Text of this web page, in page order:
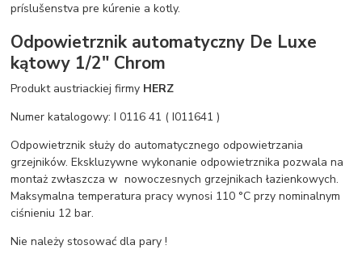
príslušenstva pre kúrenie a kotly.
Odpowietrznik automatyczny De Luxe
kątowy 1/2" Chrom
Produkt austriackiej firmy HERZ
Numer katalogowy: I 0116 41 ( I011641 )
Odpowietrznik służy do automatycznego odpowietrzania
grzejników. Ekskluzywne wykonanie odpowietrznika pozwala na
montaż zwłaszcza w nowoczesnych grzejnikach łazienkowych.
Maksymalna temperatura pracy wynosi 110 °C przy nominalnym
ciśnieniu 12 bar.
Nie należy stosować dla pary !